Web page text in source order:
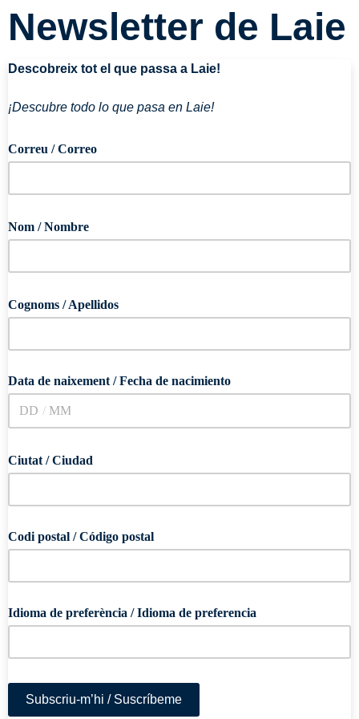
Newsletter de Laie
Descobreix tot el que passa a Laie!
¡Descubre todo lo que pasa en Laie!
Correu / Correo
Nom / Nombre
Cognoms / Apellidos
Data de naixement / Fecha de nacimiento
/
Ciutat / Ciudad
Codi postal / Código postal
Idioma de preferència / Idioma de preferencia